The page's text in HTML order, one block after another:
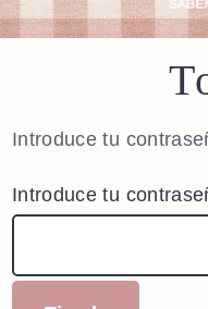
Introduce tu
Introduce tu